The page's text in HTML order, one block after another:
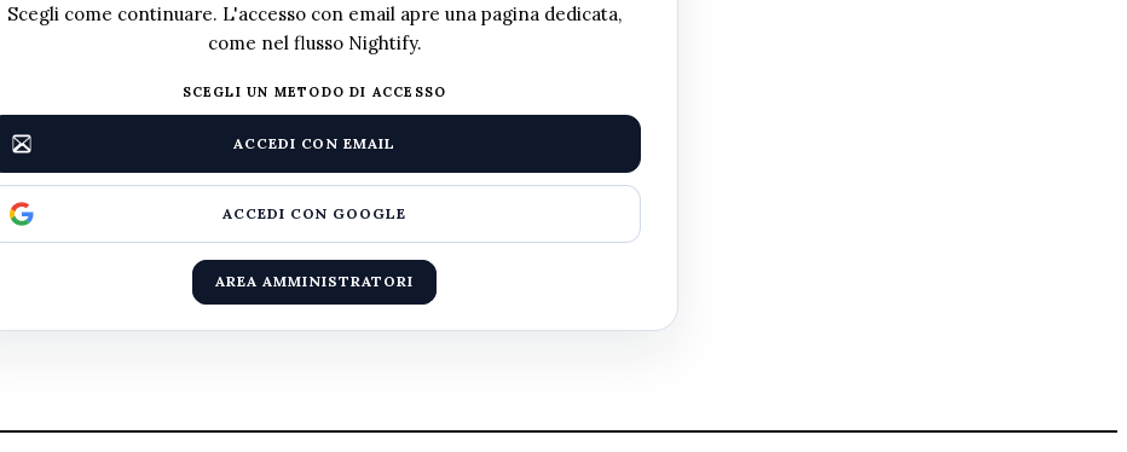
Scegli come continuare. L'accesso con email apre una pagina dedicata,
come nel flusso Nightify.
SCEGLI UN METODO DI ACCESSO
ACCEDI CON EMAIL
ACCEDI CON GOOGLE
AREA AMMINISTRATORI